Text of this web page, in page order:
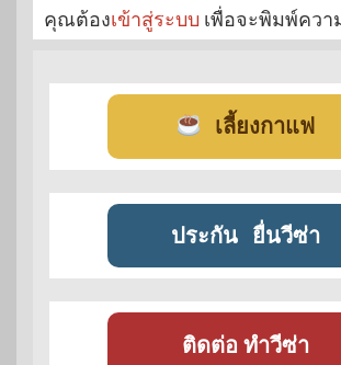
คุณต้องเข้าสู่ระบบ เพื่อจะพิมพ์ควา
เลี้ยงกาแฟ
ประกัน ยื่นวีซ่า
ติดต่อ ทำวีซ่า